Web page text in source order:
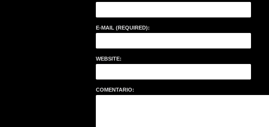
E-MAIL (REQUIRED):
WEBSITE:
COMENTARIO: